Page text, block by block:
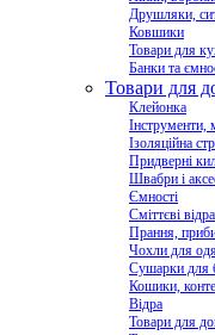
Друшляки,
Ковшики
Товари для
Банки та
Товари для
Клейонка
Інструменти,
Ізоляційна
Придверні
Швабри і
Ємності
Сміттєві відра
Прання,
Чохли для
Сушарки для
Кошики,
Відра
Товари для